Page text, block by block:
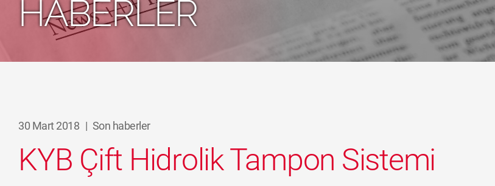
HABERLER
30 Mart 2018 | Son haberler
KYB Çift Hidrolik Tampon Sistemi